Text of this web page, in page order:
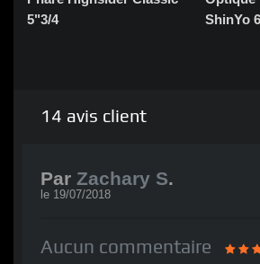
5"3/4
ShinYo
14 avis client
Par Zachary S.
le 19/07/2018
Aucun commentaire